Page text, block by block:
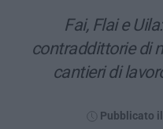
Fai, Flai e
contraddittorie di
cantieri di
Pubblicato